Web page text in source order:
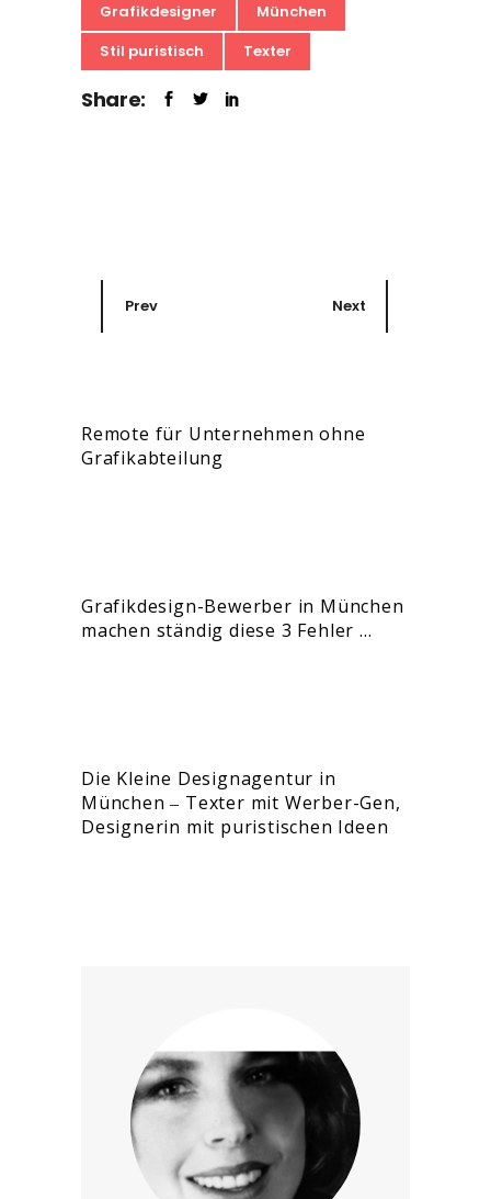
Grafikdesigner
München
Stil puristisch
Texter
Share:
Prev Next
Remote für Unternehmen ohne
Grafikabteilung
Grafikdesign-Bewerber in München
machen ständig diese 3 Fehler …
Die Kleine Designagentur in
München ‒ Texter mit Werber-Gen,
Designerin mit puristischen Ideen